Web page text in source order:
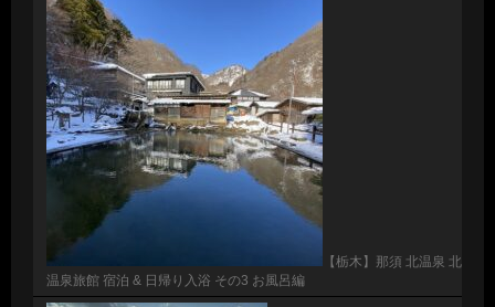
【栃木】那須 北温泉 北
温泉旅館 宿泊 & 日帰り入浴 その3 お風呂編